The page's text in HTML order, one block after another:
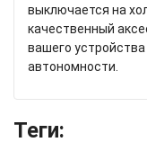
выключается на
качественный
вашего
автономности.
Теги: